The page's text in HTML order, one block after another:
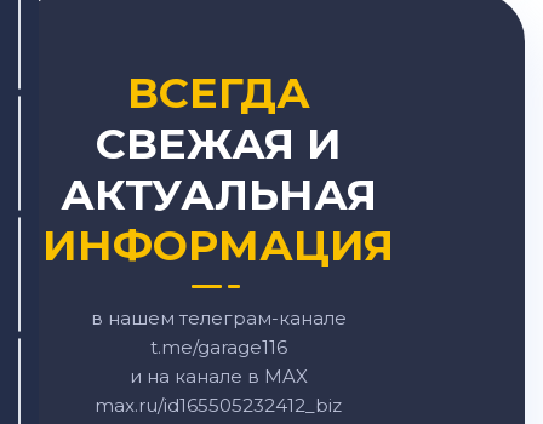
ВСЕГДА
СВЕЖАЯ И
АКТУАЛЬНАЯ
ИНФОРМАЦИЯ
в нашем телеграм-канале
t.me/garage116
и на канале в MAX
max.ru/id165505232412_biz